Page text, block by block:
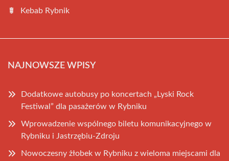
Kebab Rybnik
NAJNOWSZE WPISY
Dodatkowe autobusy po koncertach „Lyski Rock
Festiwal” dla pasażerów w Rybniku
Wprowadzenie wspólnego biletu komunikacyjnego w
Rybniku i Jastrzębiu-Zdroju
Nowoczesny żłobek w Rybniku z wieloma miejscami dla